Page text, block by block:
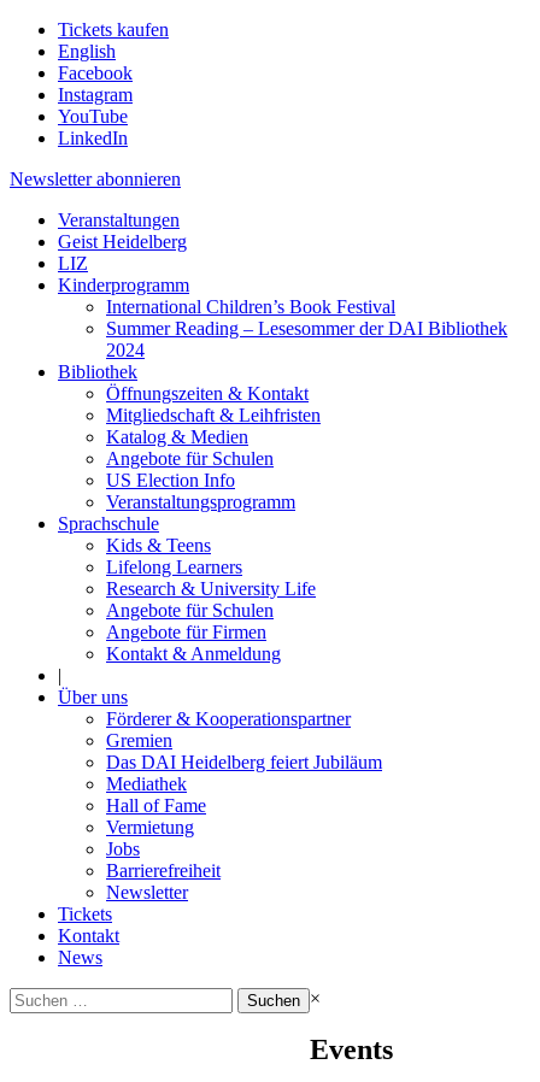
Tickets kaufen
English
Facebook
Instagram
YouTube
LinkedIn
Newsletter abonnieren
Veranstaltungen
Geist Heidelberg
LIZ
Kinderprogramm
International Children’s Book Festival
Summer Reading – Lesesommer der DAI Bibliothek
2024
Bibliothek
Öffnungszeiten & Kontakt
Mitgliedschaft & Leihfristen
Katalog & Medien
Angebote für Schulen
US Election Info
Veranstaltungsprogramm
Sprachschule
Kids & Teens
Lifelong Learners
Research & University Life
Angebote für Schulen
Angebote für Firmen
Kontakt & Anmeldung
|
Über uns
Förderer & Kooperationspartner
Gremien
Das DAI Heidelberg feiert Jubiläum
Mediathek
Hall of Fame
Vermietung
Jobs
Barrierefreiheit
Newsletter
Tickets
Kontakt
News
Suchen
nach:
×
Events